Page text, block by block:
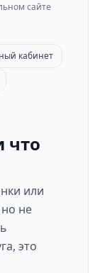
сайте
кабинет
что
или
не
это